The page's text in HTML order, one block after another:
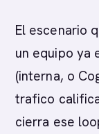
El escenario
un equipo ya
(interna, o
trafico
cierra ese